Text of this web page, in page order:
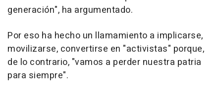
generación", ha argumentado.
Por eso ha hecho un llamamiento a implicarse,
movilizarse, convertirse en "activistas" porque,
de lo contrario, "vamos a perder nuestra patria
para siempre".